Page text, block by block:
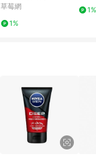
oz-卸妝/洗面乳
草莓網
1%
1%